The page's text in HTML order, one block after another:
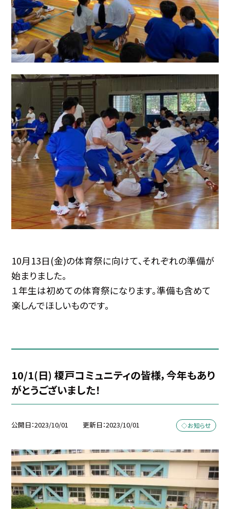
10月13日(金)の体育祭に向けて、それぞれの準備が
始まりました。
１年生は初めての体育祭になります。準備も含めて
楽しんでほしいものです。
10/1(日) 榎戸コミュニティの皆様，今年もあり
がとうございました！
公開日 2023/10/01 更新日 2023/10/01 ◇お知らせ